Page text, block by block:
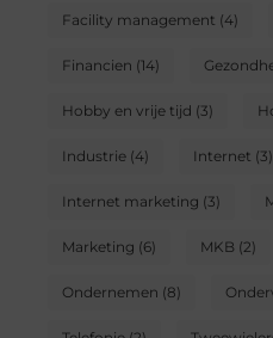
Facility management (4)
Financien (14)
Hobby en vrije tijd (3)
Industrie(4) Internet (3)
Internet marketing (3)
Marketing (6) MKB (2)
Ondernemen (8)